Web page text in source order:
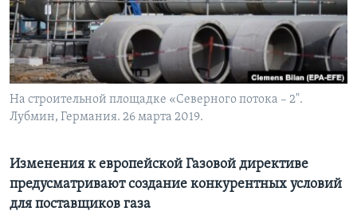
Learning English
СОЦИАЛЬНЫЕ СЕТИ
На строительной площадке «Северного потока – 2".
Лубмин, Германия. 26 марта 2019.
Изменения к европейской Газовой директиве
предусматривают создание конкурентных условий
для поставщиков газа